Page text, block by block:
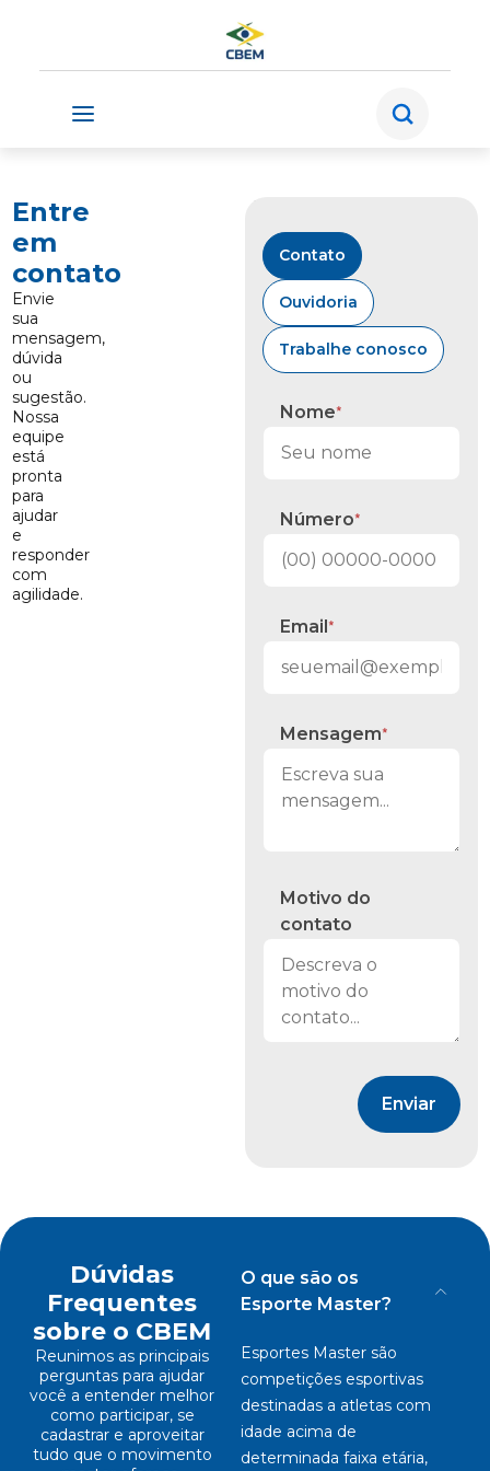
Entre
em
contato
Envie
sua
mensagem,
dúvida
ou
sugestão.
Nossa
equipe
está
pronta
para
ajudar
e
responder
com
agilidade.
Endereço
Rua
Helios
Seelinger,
155
-
Barra
da
Tijuca,
RJ
cbem@cbem.org.br
Número
99208‑3577‬
Redes
Contato
Ouvidoria
Trabalhe conosco
Nome*
Número*
Email*
Mensagem*
Motivo do
contato
Enviar
Dúvidas
Frequentes
sobre o CBEM
Reunimos as principais
perguntas para ajudar
você a entender melhor
como participar, se
cadastrar e aproveitar
tudo que o movimento
O que são os
Esporte Master?
Esportes Master são
competições esportivas
destinadas a atletas com
idade acima de
determinada faixa etária,